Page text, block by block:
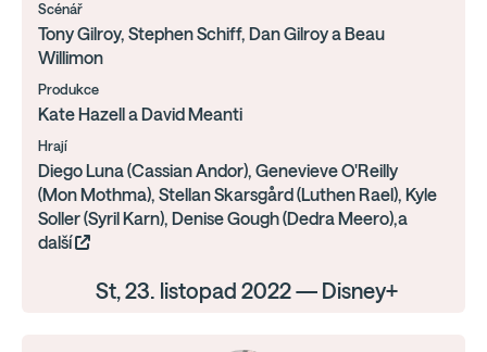
Scénář
Tony Gilroy, Stephen Schiff, Dan Gilroy a Beau
Willimon
Produkce
Kate Hazell a David Meanti
Hrají
Diego Luna (Cassian Andor), Genevieve O'Reilly
(Mon Mothma), Stellan Skarsgård (Luthen Rael), Kyle
Soller (Syril Karn), Denise Gough (Dedra Meero),a
další
St, 23. listopad 2022 — Disney+